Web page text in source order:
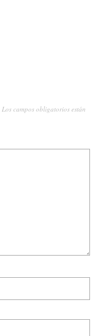
Los campos obligatorios están